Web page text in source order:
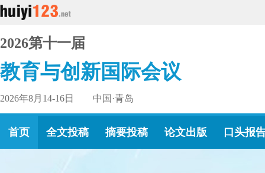
2026第十一届
教育与创新国际会议
2026年8月14-16日 中国·青岛
首页 全文投稿 摘要投稿 论文出版 口头报